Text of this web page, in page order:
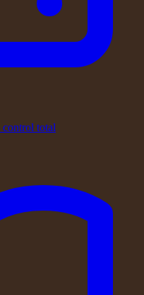
control total